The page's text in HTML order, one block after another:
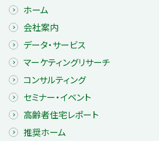
ホーム
会社案内
データ・サービス
マーケティングリサーチ
コンサルティング
セミナー・イベント
高齢者住宅レポート
推奨ホーム